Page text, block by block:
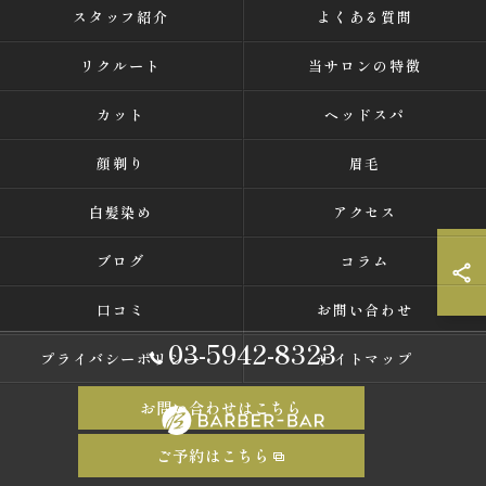
03-5942-8323
お問い合わせはこちら
ご予約はこちら
スタッフ紹介 よくある質問
リクルート 当サロンの特徴
カット ヘッドスパ
顔剃り 眉毛
白髪染め アクセス
ブログ コラム
口コミ お問い合わせ
プライバシーポリシー サイトマップ
© 2026 東京都中野の理容室ならバーバーバー 中野 ALL RIGHTS RESERVED.